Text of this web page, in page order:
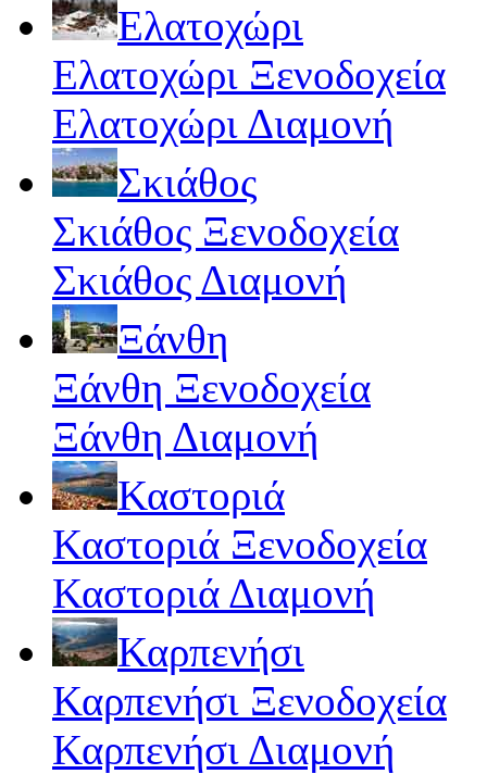
Ελατοχώρι
Ελατοχώρι Ξενοδοχεία
Ελατοχώρι Διαμονή
Σκιάθος
Σκιάθος Ξενοδοχεία
Σκιάθος Διαμονή
Ξάνθη
Ξάνθη Ξενοδοχεία
Ξάνθη Διαμονή
Καστοριά
Καστοριά Ξενοδοχεία
Καστοριά Διαμονή
Καρπενήσι
Καρπενήσι Ξενοδοχεία
Καρπενήσι Διαμονή